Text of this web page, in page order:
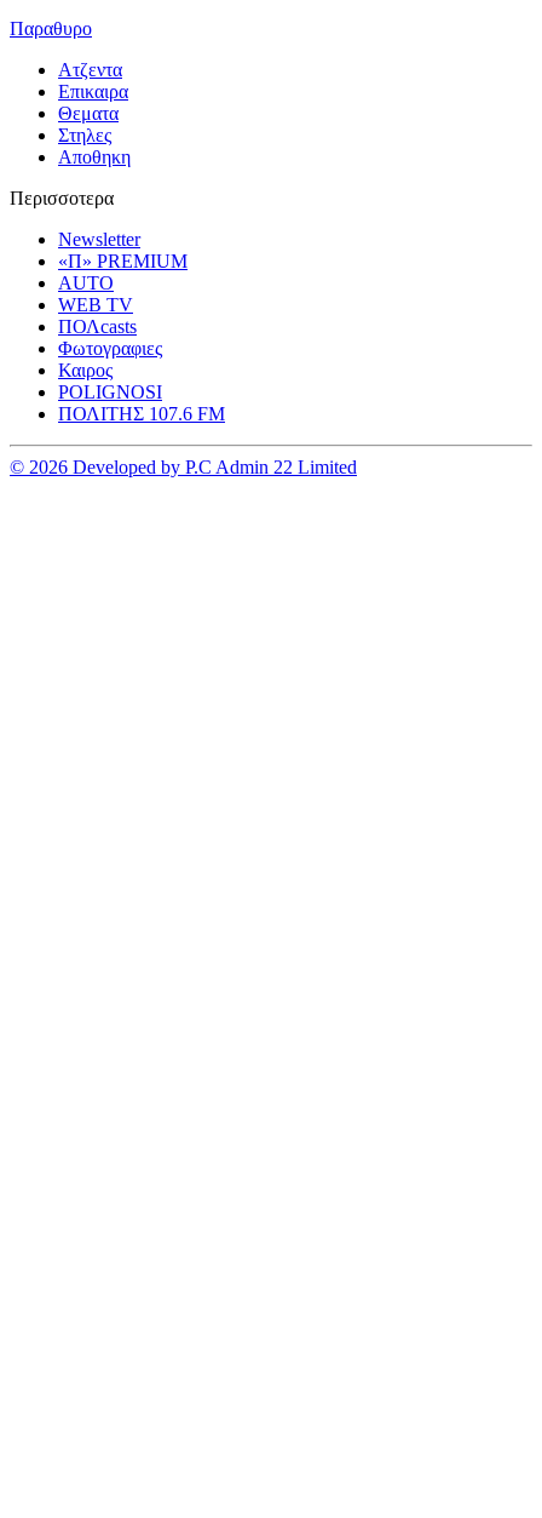
Παραθυρο
Ατζεντα
Επικαιρα
Θεματα
Στηλες
Αποθηκη
Περισσοτερα
Newsletter
«Π» PREMIUM
AUTO
WEB TV
ΠΟΛcasts
Φωτογραφιες
Καιρος
POLIGNOSI
ΠΟΛΙΤΗΣ 107.6 FM
© 2026 Developed by P.C Admin 22 Limited